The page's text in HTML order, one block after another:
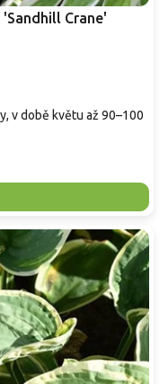
Crane'
v době květu až 90–100